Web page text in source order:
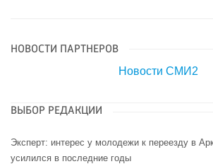
НОВОСТИ ПАРТНЕРОВ
Новости СМИ2
ВЫБОР РЕДАКЦИИ
Эксперт: интерес у молодежи к переезду в
усилился в последние годы